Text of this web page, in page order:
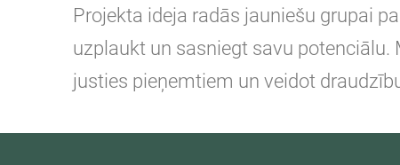
Projekta ideja radās jauniešu grupai
uzplaukt un sasniegt savu
justies pieņemtiem un veidot